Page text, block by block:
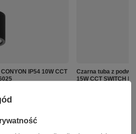
IP54 10W CCT
Czarna tuba z
15W CCT SWITCH